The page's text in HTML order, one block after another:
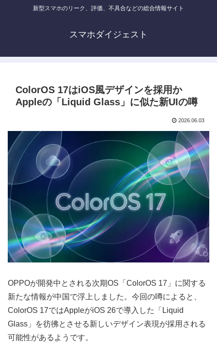
新型スマホのリーク、評価、不具合などの総合情報サイト
スマホダイジェスト
ColorOS 17はiOS風デザインを採用か
Appleの「Liquid Glass」に似た新UIの噂
2026.06.03
OPPOが開発中とされる次期OS「ColorOS 17」に関する
新たな情報が中国で浮上しました。今回の噂によると、
ColorOS 17ではAppleがiOS 26で導入した「Liquid
Glass」を彷彿とさせる新しいデザイン表現が採用される
可能性があるようです。